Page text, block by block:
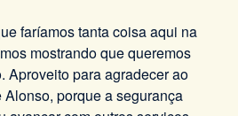
faríamos tanta coisa aqui na
mostrando que queremos
Aproveito para agradecer ao
porque a segurança